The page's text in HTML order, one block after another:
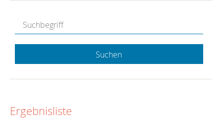
Suchen
Ergebnisliste